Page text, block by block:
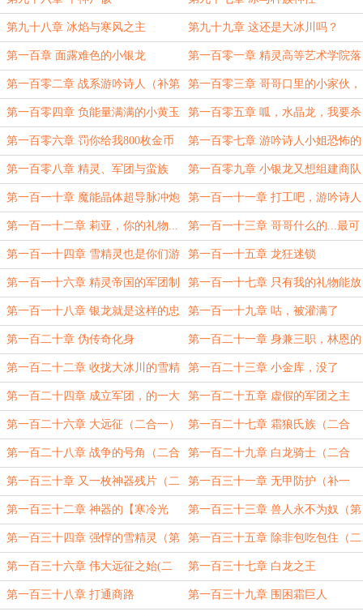
第九十八章 冰焰与寒风之主
（4.3k）
第九十九章 这还是大冰川吗？
第一百章 面露难色的小银龙 第一百零一章 精灵高等艺术学院落
榜生（补第一更）
第一百零二章 战系游吟诗人（补第
二更）
第一百零三章 哥哥口里的小家伙，
是谁？
第一百零四章 负能量满满的小黄玉
龙
第一百零五章 呱，水晶龙，我要杀
尽你们呀
第一百零六章 罚你给我800枚金币 第一百零七章 游吟诗人小姐恐怖的
绘画天赋
第一百零八章 精灵、军团与蛮族 第一百零九章 小银龙又想组建商队
了
第一百一十章 魔能晶体超导脉冲炮 第一百一十一章 打工吧，游吟诗人
小姐
第一百一十二章 莉亚，你的礼物...
我很喜欢
第一百一十三章 哥哥什么的...最可
恶了
第一百一十四章 雪精灵也是你们游
戏的一环吗
第一百一十五章 龙狂迷锁
第一百一十六章 精灵帝国的军团制
度
第一百一十七章 只有我的礼物能放
那里
第一百一十八章 银龙就是这样的忠
诚啊
第一百一十九章 咕，被灌满了
第一百二十章 伪传奇化身 第一百二十一章 身兼三职，林恩的
牧师
第一百二十二章 收拢大冰川的雪精
灵
第一百二十三章 小金库，没了
第一百二十四章 成立军团，的一大
队
第一百二十五章 虚假的军团之主
第一百二十六章 大远征（二合一） 第一百二十七章 霜狼氏族（二合
一）
第一百二十八章 战争的号角（二合
一）
第一百二十九章 白龙骑士（二合
一）
第一百三十章 又一枚神器残片（二
合一）
第一百三十一章 无甲防护（补一
更）
第一百三十二章 神器的【寒冷光
环】（补二更）
第一百三十三章 兽人永不为奴（第
一更）
第一百三十四章 强悍的雪精灵（第
二更）
第一百三十五章 除非包吃包住（二
合一）
第一百三十六章 伟大远征之始(二
合一)
第一百三十七章 白龙之王
第一百三十八章 打通商路 第一百三十九章 围困霜巨人